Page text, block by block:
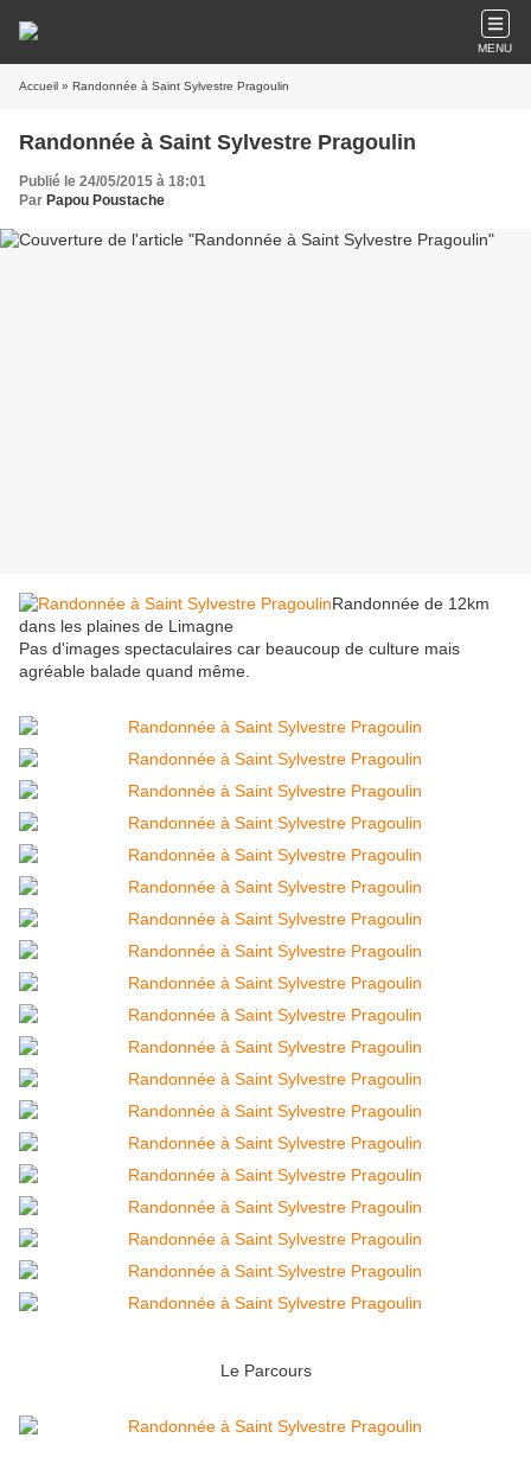
MENU
Accueil » Randonnée à Saint Sylvestre Pragoulin
Randonnée à Saint Sylvestre Pragoulin
Publié le 24/05/2015 à 18:01
Par Papou Poustache
Randonnée de 12km
dans les plaines de Limagne
Pas d'images spectaculaires car beaucoup de culture mais
agréable balade quand même.
Le Parcours